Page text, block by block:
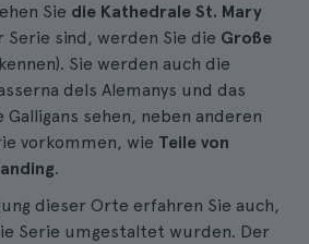
Sie die Kathedrale St. Mary
Serie sind, werden Sie die Große
Sie werden auch die
dels Alemanys und das
sehen, neben anderen
vorkommen, wie Teile von
.
dieser Orte erfahren Sie auch,
Serie umgestaltet wurden. Der